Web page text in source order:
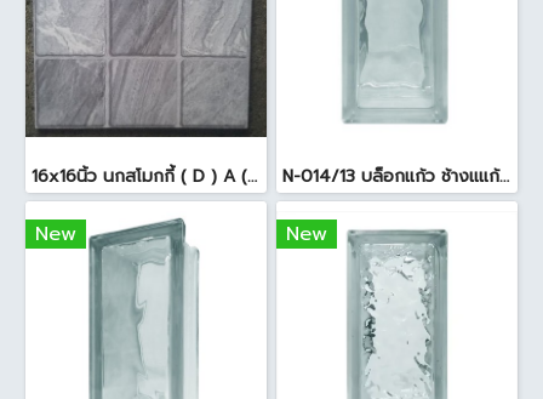
16x16นิ้ว นกสโมกกี้ ( D ) A (Pack6) N-014/13 บล็อกแก้ว ช้างแแก้ว WOW หยาดเพชร ( 24x11.5x8 cm.)
New New